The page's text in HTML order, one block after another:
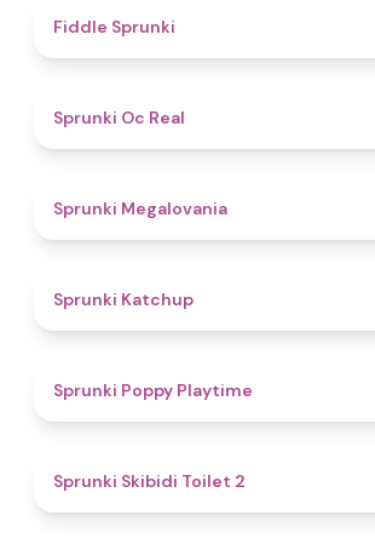
Fiddle Sprunki
Sprunki Oc Real
Sprunki Megalovania
Sprunki Katchup
Sprunki Poppy Playtime
Sprunki Skibidi Toilet 2